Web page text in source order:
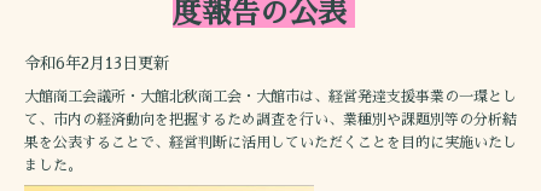
度報告の公表
令和6年2月13日更新
大館商工会議所・大館北秋商工会・大館市は、経営発達支援事業の一環とし
て、市内の経済動向を把握するため調査を行い、業種別や課題別等の分析結
果を公表することで、経営判断に活用していただくことを目的に実施いたし
ました。